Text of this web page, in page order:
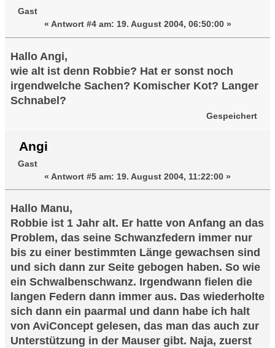
Gast
« Antwort #4 am: 19. August 2004, 06:50:00 »
Hallo Angi,
wie alt ist denn Robbie? Hat er sonst noch
irgendwelche Sachen? Komischer Kot? Langer
Schnabel?
Gespeichert
Angi
Gast
« Antwort #5 am: 19. August 2004, 11:22:00 »
Hallo Manu,
Robbie ist 1 Jahr alt. Er hatte von Anfang an das
Problem, das seine Schwanzfedern immer nur
bis zu einer bestimmten Länge gewachsen sind
und sich dann zur Seite gebogen haben. So wie
ein Schwalbenschwanz. Irgendwann fielen die
langen Federn dann immer aus. Das wiederholte
sich dann ein paarmal und dann habe ich halt
von AviConcept gelesen, das man das auch zur
Unterstützung in der Mauser gibt. Naja, zuerst